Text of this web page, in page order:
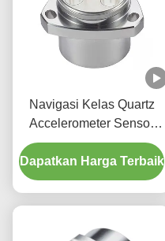
Navigasi Kelas Quartz
Accelerometer Sensor
getaran Q-Flex QA-3000
Penggantian
Dapatkan Harga Terbaik